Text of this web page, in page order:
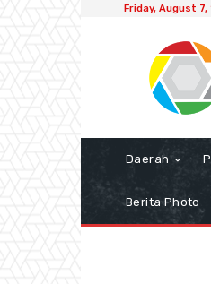
Friday, August 7,
Daerah
Berita Photo